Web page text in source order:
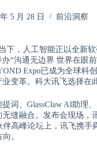
5 月 28 日 前沿洞察
当下，人工智能正以全
办“沟通无边界 世界在
Expo已成为全球科
变革。科大讯飞选择在
词、GlassClaw AI助理
缝融合。发布会现场
高峰论坛上，讯飞携
。